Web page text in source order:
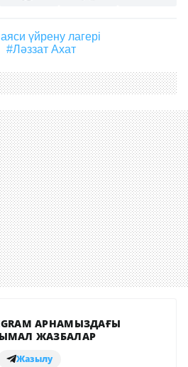
#саяси үйрену лагері
#Ләззат Ахат